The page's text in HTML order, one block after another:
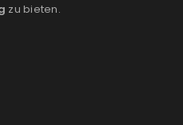
zu bieten.